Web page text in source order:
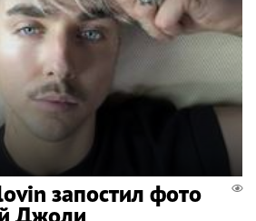
запостил фото
Джоли